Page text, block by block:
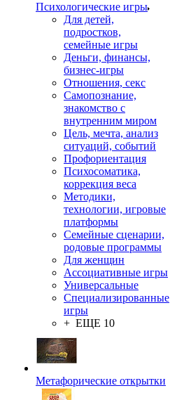
Психологические игры
Для детей,
подростков,
семейные игры
Деньги, финансы,
бизнес-игры
Отношения, секс
Самопознание,
знакомство с
внутренним миром
Цель, мечта, анализ
ситуаций, событий
Профориентация
Психосоматика,
коррекция веса
Методики,
технологии, игровые
платформы
Семейные сценарии,
родовые программы
Для женщин
Ассоциативные игры
Универсальные
Специализированные
игры
+ ЕЩЕ 10
Метафорические открытки